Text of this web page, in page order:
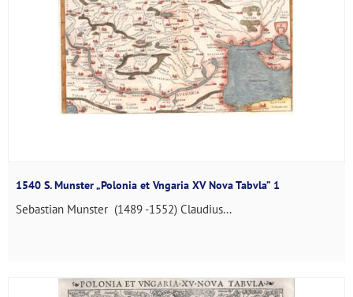
1540 S. Munster „Polonia et Vngaria XV Nova Tabvla” 1
Sebastian Munster (1489 -1552) Claudius...